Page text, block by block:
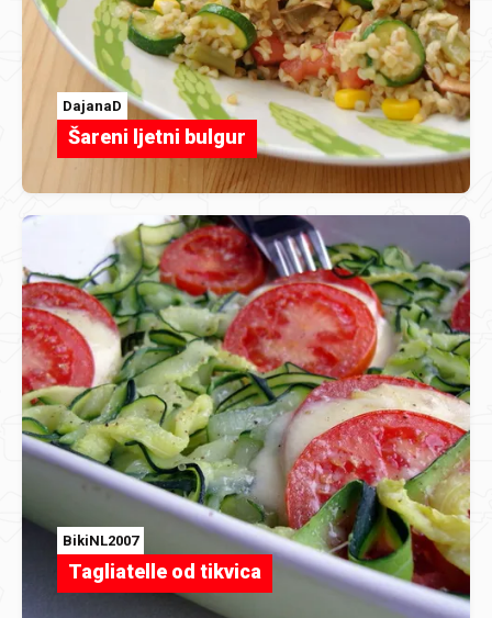
DajanaD
Šareni ljetni bulgur
BikiNL2007
Tagliatelle od tikvica